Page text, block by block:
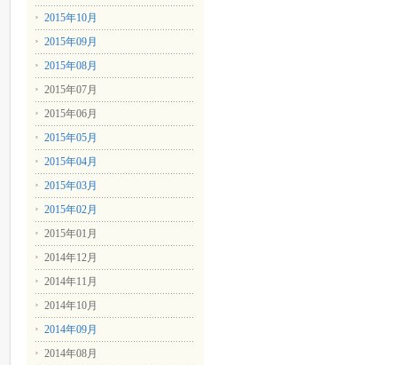
2015年10月
2015年09月
2015年08月
2015年07月
2015年06月
2015年05月
2015年04月
2015年03月
2015年02月
2015年01月
2014年12月
2014年11月
2014年10月
2014年09月
2014年08月